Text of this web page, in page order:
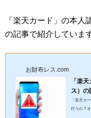
「楽天カード」の本
の記事で紹介しています
お財布レス.com
「楽
ス）
「楽天カ
行うの？